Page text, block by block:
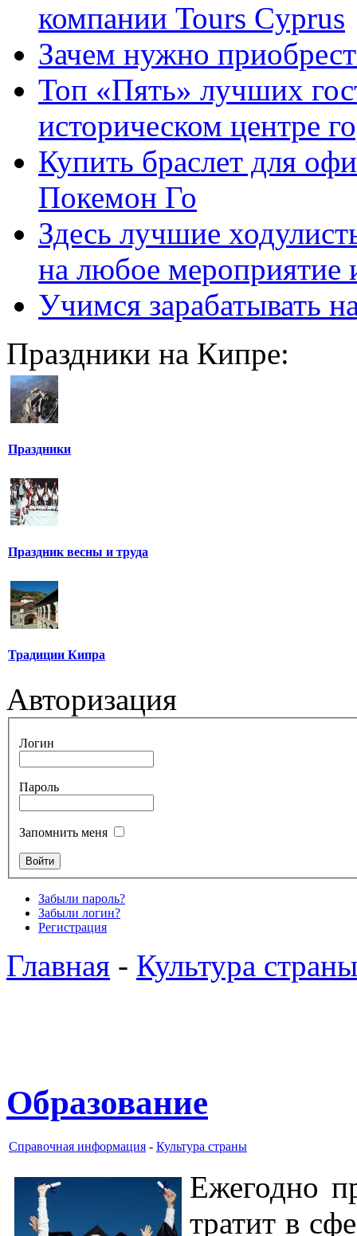
компании Tours Cyprus
Зачем нужно
Топ «Пять» лучших
историческом центре
Купить браслет для
Покемон Го
Здесь лучшие
на любое мероприятие
Учимся зарабатывать
Праздники на Кипре:
Праздники
Праздник весны и труда
Традиции Кипра
Авторизация
Логин
Пароль
Запомнить меня
Забыли пароль?
Забыли логин?
Регистрация
Главная - Культура страны
Образование
Справочная информация - Культура страны
Ежегодно
тратит в